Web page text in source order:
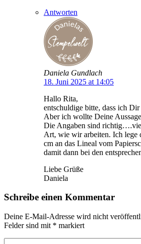
Antworten
Daniela Gundlach
18. Juni 2025 at 14:05
Hallo Rita,
entschuldige bitte, dass ich
Aber ich wollte Deine
Die Angaben sind
Art, wie wir arbeiten. Ich lege
cm an das Lineal vom
damit dann bei den
Liebe Grüße
Daniela
Schreibe einen Kommentar
Deine E-Mail-Adresse wird nicht
Felder sind mit * markiert